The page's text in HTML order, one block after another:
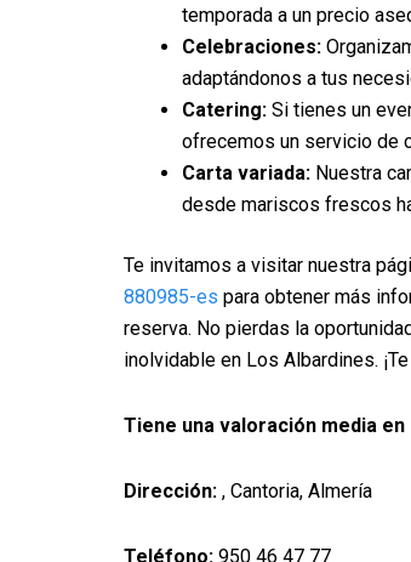
temporada a un precio
Celebraciones:
adaptándonos a tus
Catering: Si tienes un
ofrecemos un servicio de
Carta variada: Nuestra
desde mariscos frescos
Te invitamos a visitar nuestra
880985-es para obtener más
reserva. No pierdas la
inolvidable en Los Albardines.
Tiene una valoración media en
Dirección: , Cantoria, Almería
Teléfono: 950 46 47 77